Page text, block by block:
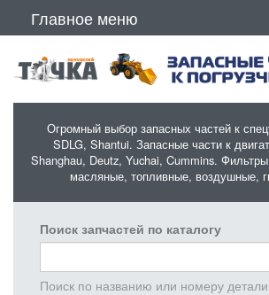
Главное меню
Огромный выбор запасных частей к
SDLG, Shantui. Запасные части к
Shanghau, Deutz, Yuchai, Cummins.
масляные, топливные, воздушные,
Поиск запчастей по каталогу
Поиск по названию или номеру детали